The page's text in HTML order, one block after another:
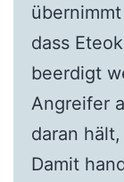
dass
beerdigt
Angreifer
daran
Damit